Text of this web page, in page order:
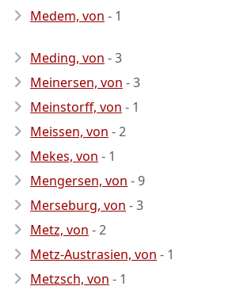
Medem, von - 1
Meding, von - 3
Meinersen, von - 3
Meinstorff, von - 1
Meissen, von - 2
Mekes, von - 1
Mengersen, von - 9
Merseburg, von - 3
Metz, von - 2
Metz-Austrasien, von - 1
Metzsch, von - 1